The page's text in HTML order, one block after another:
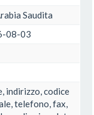
Saudita
08-03
indirizzo, codice
telefono, fax,